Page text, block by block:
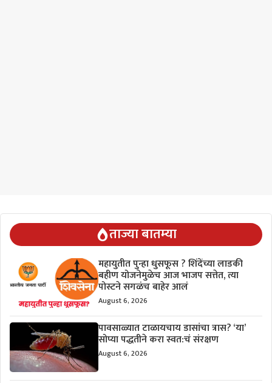
ताज्या बातम्या
महायुतीत पुन्हा धुसफूस ? शिंदेंच्या लाडकी
बहीण योजनेमुळेच आज भाजप सत्तेत, त्या
पोस्टने सगळंच बाहेर आलं
August 6, 2026
पावसाळ्यात टाळायचाय डासांचा त्रास? ‘या’
सोप्या पद्धतीने करा स्वत:चं संरक्षण
August 6, 2026